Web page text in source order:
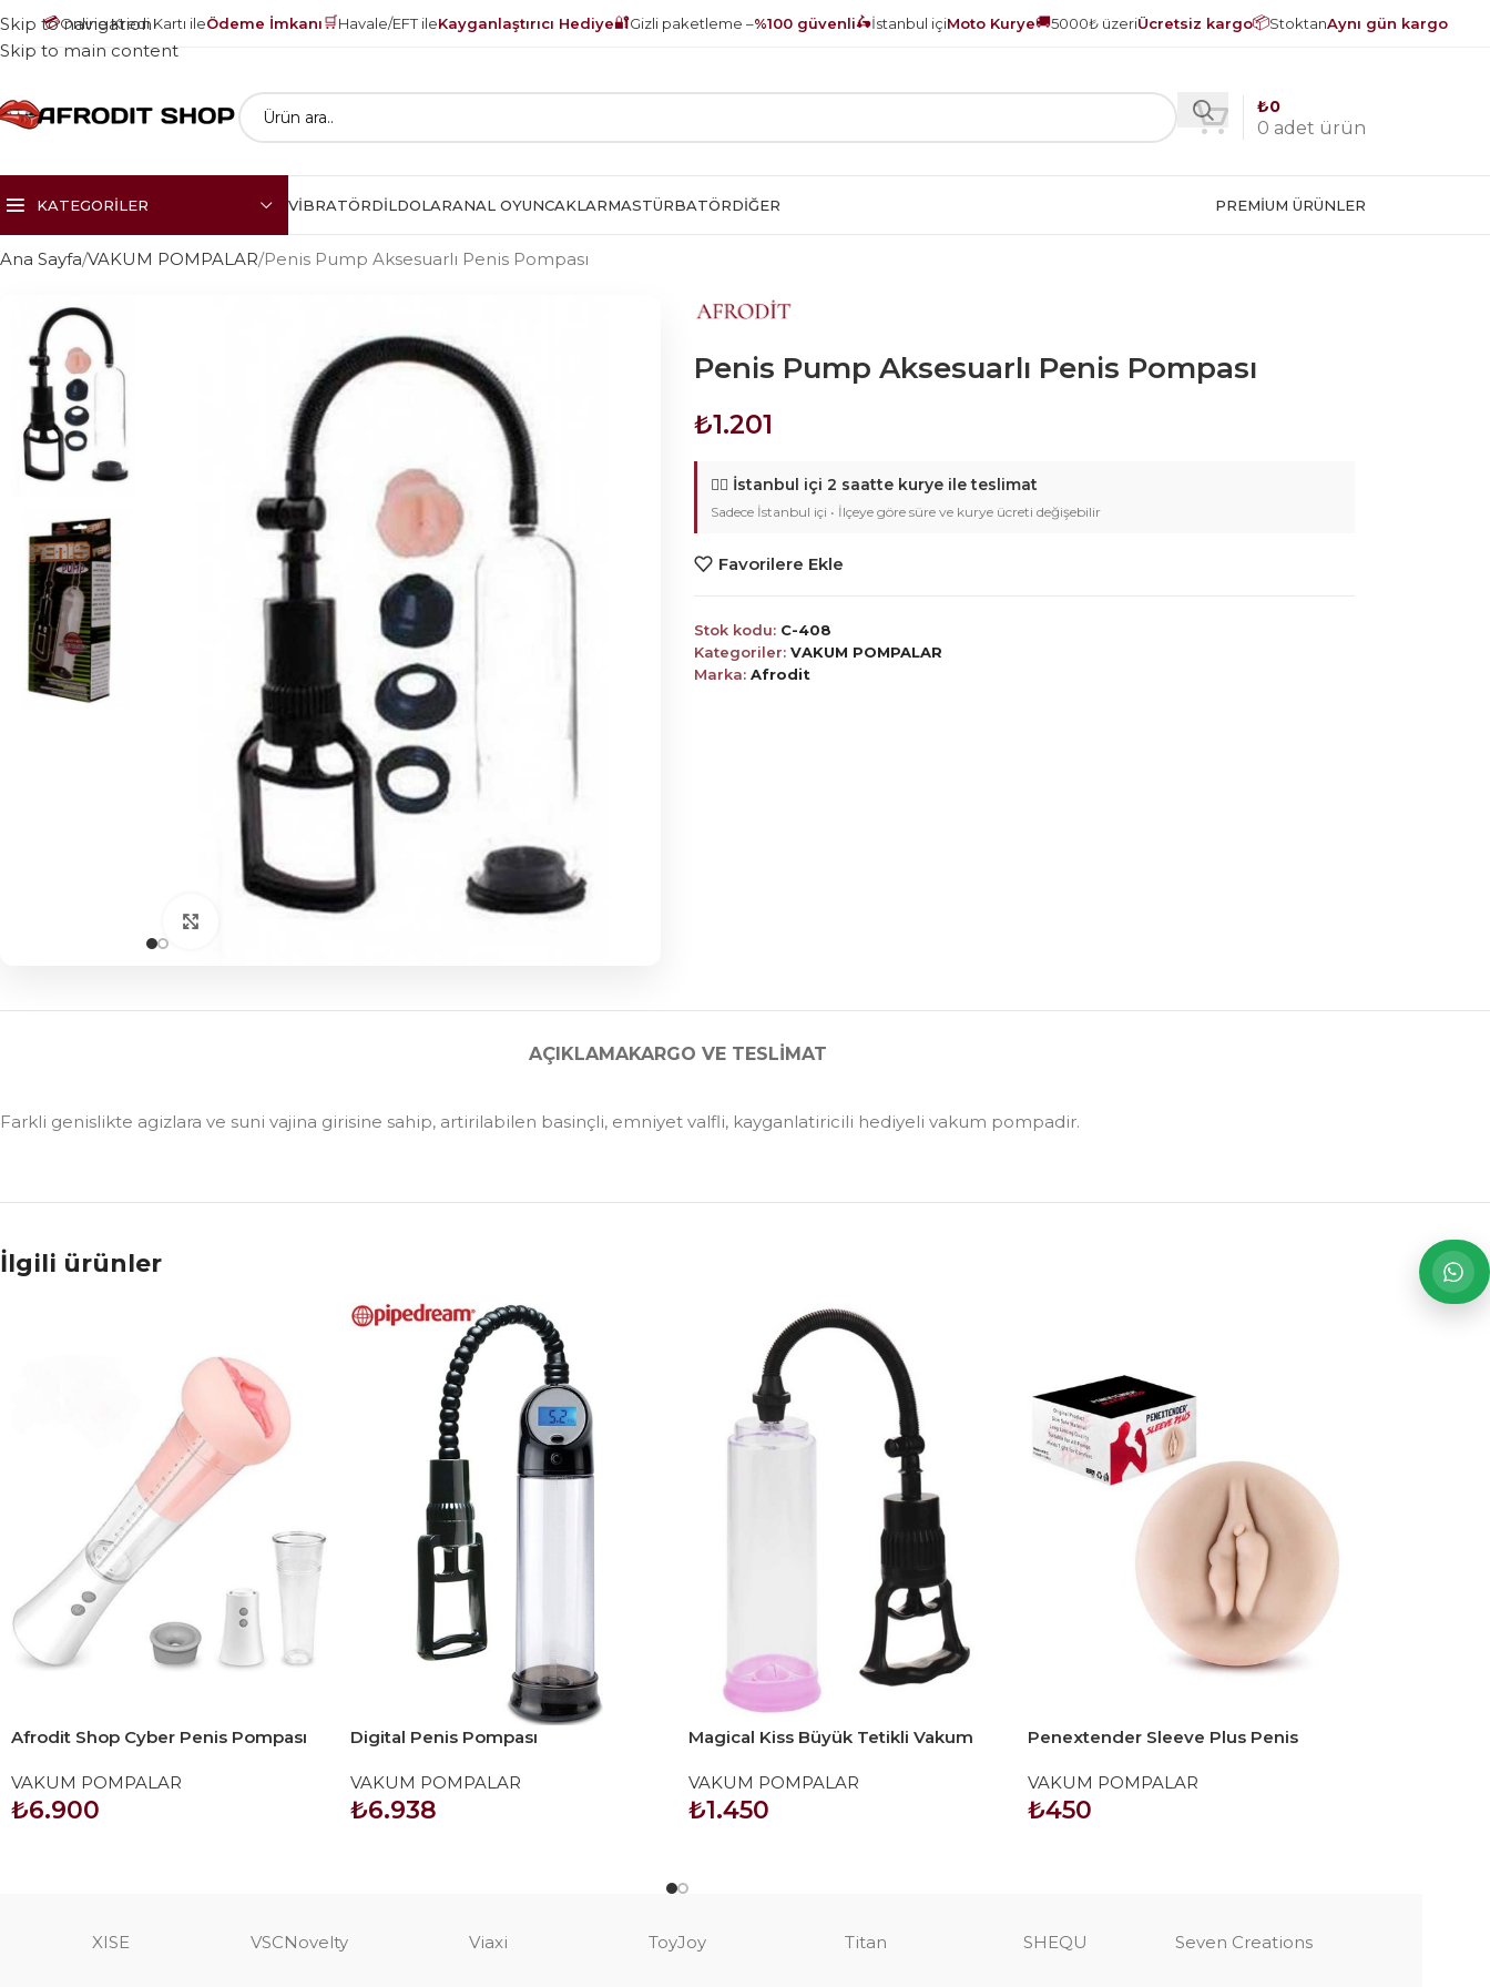
💳Online Kredi Kartı ileÖdeme İmkanı🛒Havale/EFT ileKayganlaştırıcı Hediye🔐Gizli paketleme –%100 güvenli🛵İstanbul içiMoto Kurye🚚5000₺ üzeriÜcretsiz kargo📦StoktanAynı gün kargo
Skip to navigation
Skip to main content
0 adet ürün
₺0
KATEGORILER VIBRATÖRDILDOLARANAL OYUNCAKLARMASTÜRBATÖRDIĞER PREMIUM ÜRÜNLER
Ana Sayfa VAKUM POMPALAR Penis Pump Aksesuarlı Penis Pompası
Click to enlarge
Penis Pump Aksesuarlı Penis Pompası
₺1.201
🚴‍♂️ İstanbul içi 2 saatte kurye ile teslimat
Sadece İstanbul içi • İlçeye göre süre ve kurye ücreti değişebilir
Favorilere Ekle
Stok kodu: C-408
Kategoriler: VAKUM POMPALAR
Marka: Afrodit
AÇIKLAMAKARGO VE TESLIMAT
Farkli genislikte agizlara ve suni vajina girisine sahip, artirilabilen basinçli, emniyet valfli, kayganlatiricili hediyeli vakum pompadir.
İlgili ürünler
Afrodit Shop Cyber Penis Pompası
VAKUM POMPALAR
₺6.900
Digital Penis Pompası
VAKUM POMPALAR
₺6.938
Magical Kiss Büyük Tetikli Vakum
VAKUM POMPALAR
₺1.450
Penextender Sleeve Plus Penis
VAKUM POMPALAR
₺450
XISE VSCNovelty Viaxi ToyJoy Titan SHEQU Seven Creations